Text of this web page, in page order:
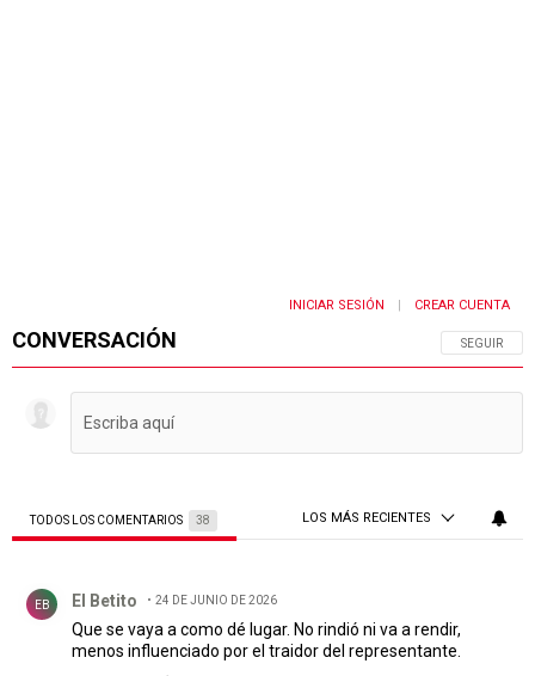
CONVERSACIÓN SIGA ESTA
SEGUIR
INICIAR SESIÓN CREAR CUENTA
TODOS LOS COMENTARIOS 38 LOS MÁS RECIENTES
EB El Betito 24 DE JUNIO DE 2026
Que se vaya a como dé lugar. No rindió ni va a rendir,
menos influenciado por el traidor del representante.